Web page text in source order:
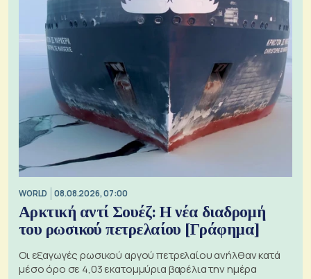
WORLD 08.08.2026, 07:00
Αρκτική αντί Σουέζ: Η νέα διαδρομή
του ρωσικού πετρελαίου [Γράφημα]
Οι εξαγωγές ρωσικού αργού πετρελαίου ανήλθαν κατά
μέσο όρο σε 4,03 εκατομμύρια βαρέλια την ημέρα